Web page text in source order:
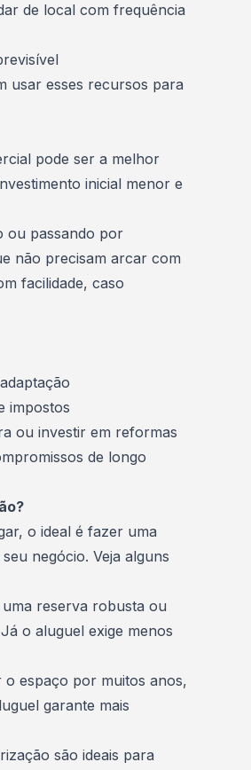
de local com frequência
usar esses recursos para
pode ser a melhor
inicial menor e
ou passando por
não precisam arcar com
facilidade, caso
impostos
ou investir em reformas
de longo
o ideal é fazer uma
negócio. Veja alguns
reserva robusta ou
o aluguel exige menos
o espaço por muitos anos,
garante mais
são ideais para